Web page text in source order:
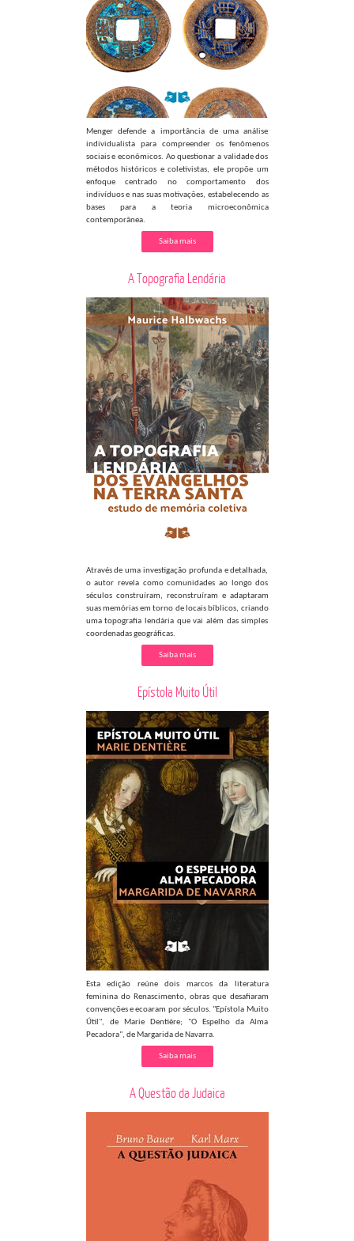
Menger defende a importância de uma análise
individualista para compreender os fenômenos
sociais e econômicos. Ao questionar a validade dos
métodos históricos e coletivistas, ele propõe um
enfoque centrado no comportamento dos
indivíduos e nas suas motivações, estabelecendo as
bases para a teoria microeconômica
contemporânea.
Saiba mais
A Topografia Lendária
Através de uma investigação profunda e detalhada,
o autor revela como comunidades ao longo dos
séculos construíram, reconstruíram e adaptaram
suas memórias em torno de locais bíblicos, criando
uma topografia lendária que vai além das simples
coordenadas geográficas.
Saiba mais
Epístola Muito Útil
Esta edição reúne dois marcos da literatura
feminina do Renascimento, obras que desafiaram
convenções e ecoaram por séculos. "Epístola Muito
Útil", de Marie Dentière; "O Espelho da Alma
Pecadora", de Margarida de Navarra.
Saiba mais
A Questão da Judaica